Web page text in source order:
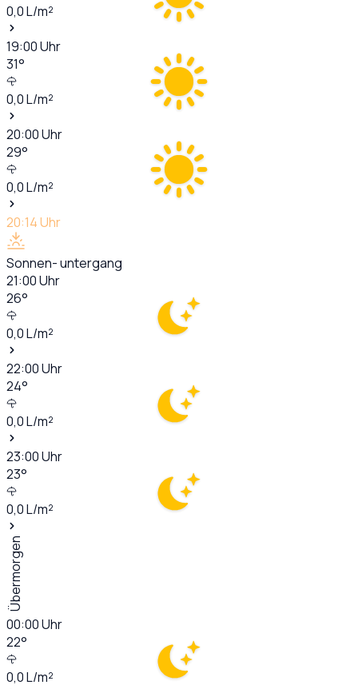
0,0L/m²
19:00Uhr
31°
0,0L/m²
20:00Uhr
29°
0,0L/m²
20:14Uhr
Sonnen- untergang
21:00Uhr
26°
0,0L/m²
22:00Uhr
24°
0,0L/m²
23:00Uhr
23°
0,0L/m²
Übermorgen
00:00Uhr
22°
0,0L/m²